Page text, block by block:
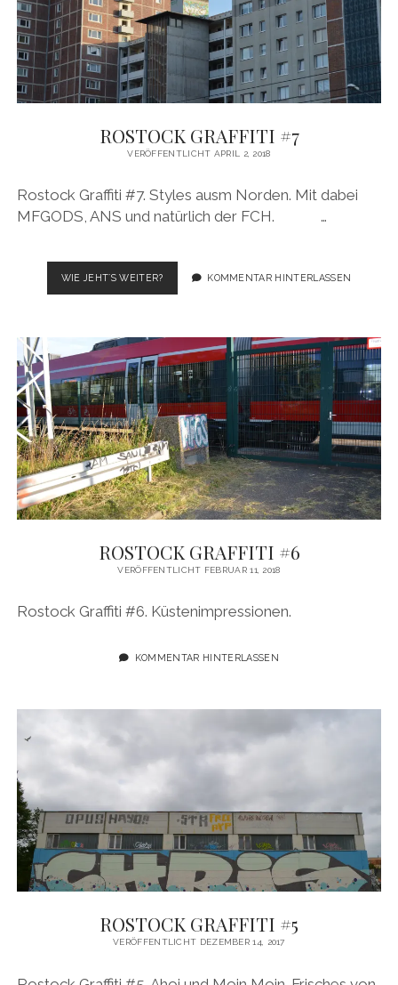
ROSTOCK GRAFFITI #7
VERÖFFENTLICHT APRIL 2, 2018
Rostock Graffiti #7. Styles ausm Norden. Mit dabei
MFGODS, ANS und natürlich der FCH. …
WIE JEHT´S WEITER?ROSTOCK
GRAFFITI
KOMMENTAR HINTERLASSEN
ROSTOCK GRAFFITI #6
VERÖFFENTLICHT FEBRUAR 11, 2018
Rostock Graffiti #6. Küstenimpressionen.
KOMMENTAR HINTERLASSEN
ROSTOCK GRAFFITI #5
VERÖFFENTLICHT DEZEMBER 14, 2017